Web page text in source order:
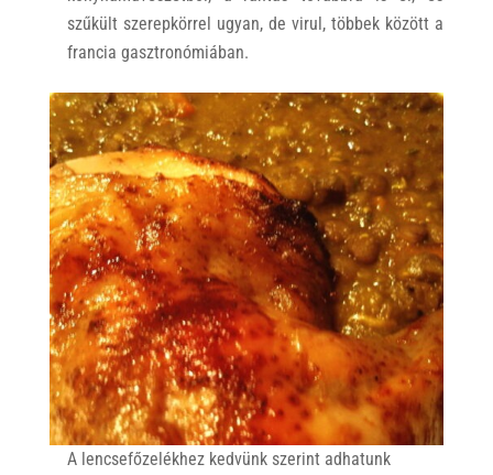
szűkült szerepkörrel ugyan, de virul, többek között a
francia gasztronómiában.
A lencsefőzelékhez kedvünk szerint adhatunk